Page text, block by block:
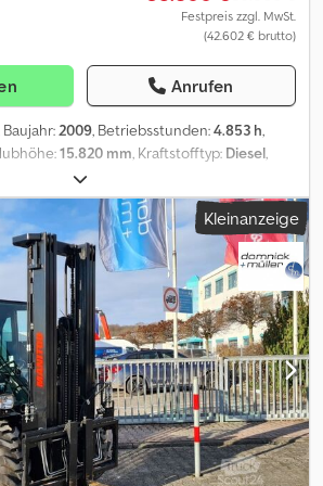
Festpreis zzgl. MwSt.
(42.602 € brutto)
Anrufen
Baujahr:2009, Betriebsstunden:4.853 h,
15.820 mm, Kraftstofftyp: Diesel,
, Ausstattung:
| Drehbar/Roto | 4x4x4 | ? Baujahr
Motor 74.5 KW / 101 PS ? 4400 cm3 Dcodpfx
4824 h ? Tragkraft: 3500 Kg ?
x 125 mm x 45 mm ? Eigengewicht 12.955 kg
? Hubhöhe: 15,82 m ? Max.
Allradantrieb ? Allradlenkung ?
? Bereifung: 400/70 ? 20 14 PR ?
? Bereifung hinten ca. 80% Änderungen
Kleinanzeige